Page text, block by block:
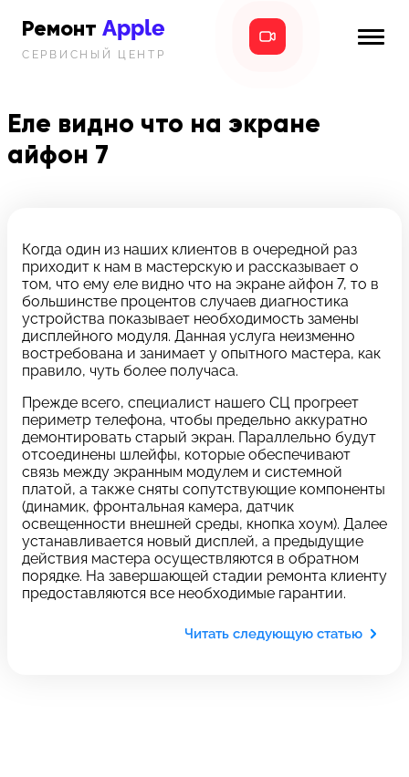
Ремонт Apple
СЕРВИСНЫЙ ЦЕНТР
iPad
MacBook
Новости
Телефон:
+7 (812) 409-39-75
Адрес:
8 Красноармейская, 18
Режим работы:
c 10:00 до 21:00
Связаться с нами
Еле видно что на экране
айфон 7
Когда один из наших клиентов в очередной раз
приходит к нам в мастерскую и рассказывает о
том, что ему еле видно что на экране айфон 7, то в
большинстве процентов случаев диагностика
устройства показывает необходимость замены
дисплейного модуля. Данная услуга неизменно
востребована и занимает у опытного мастера, как
правило, чуть более получаса.
Прежде всего, специалист нашего СЦ прогреет
периметр телефона, чтобы предельно аккуратно
демонтировать старый экран. Параллельно будут
отсоединены шлейфы, которые обеспечивают
связь между экранным модулем и системной
платой, а также сняты сопутствующие компоненты
(динамик, фронтальная камера, датчик
освещенности внешней среды, кнопка хоум). Далее
устанавливается новый дисплей, а предыдущие
действия мастера осуществляются в обратном
порядке. На завершающей стадии ремонта клиенту
предоставляются все необходимые гарантии.
Читать следующую статью
Задать вопрос
*бесплатно
связи и ждите звонка:
Оставьте свой
отзыв